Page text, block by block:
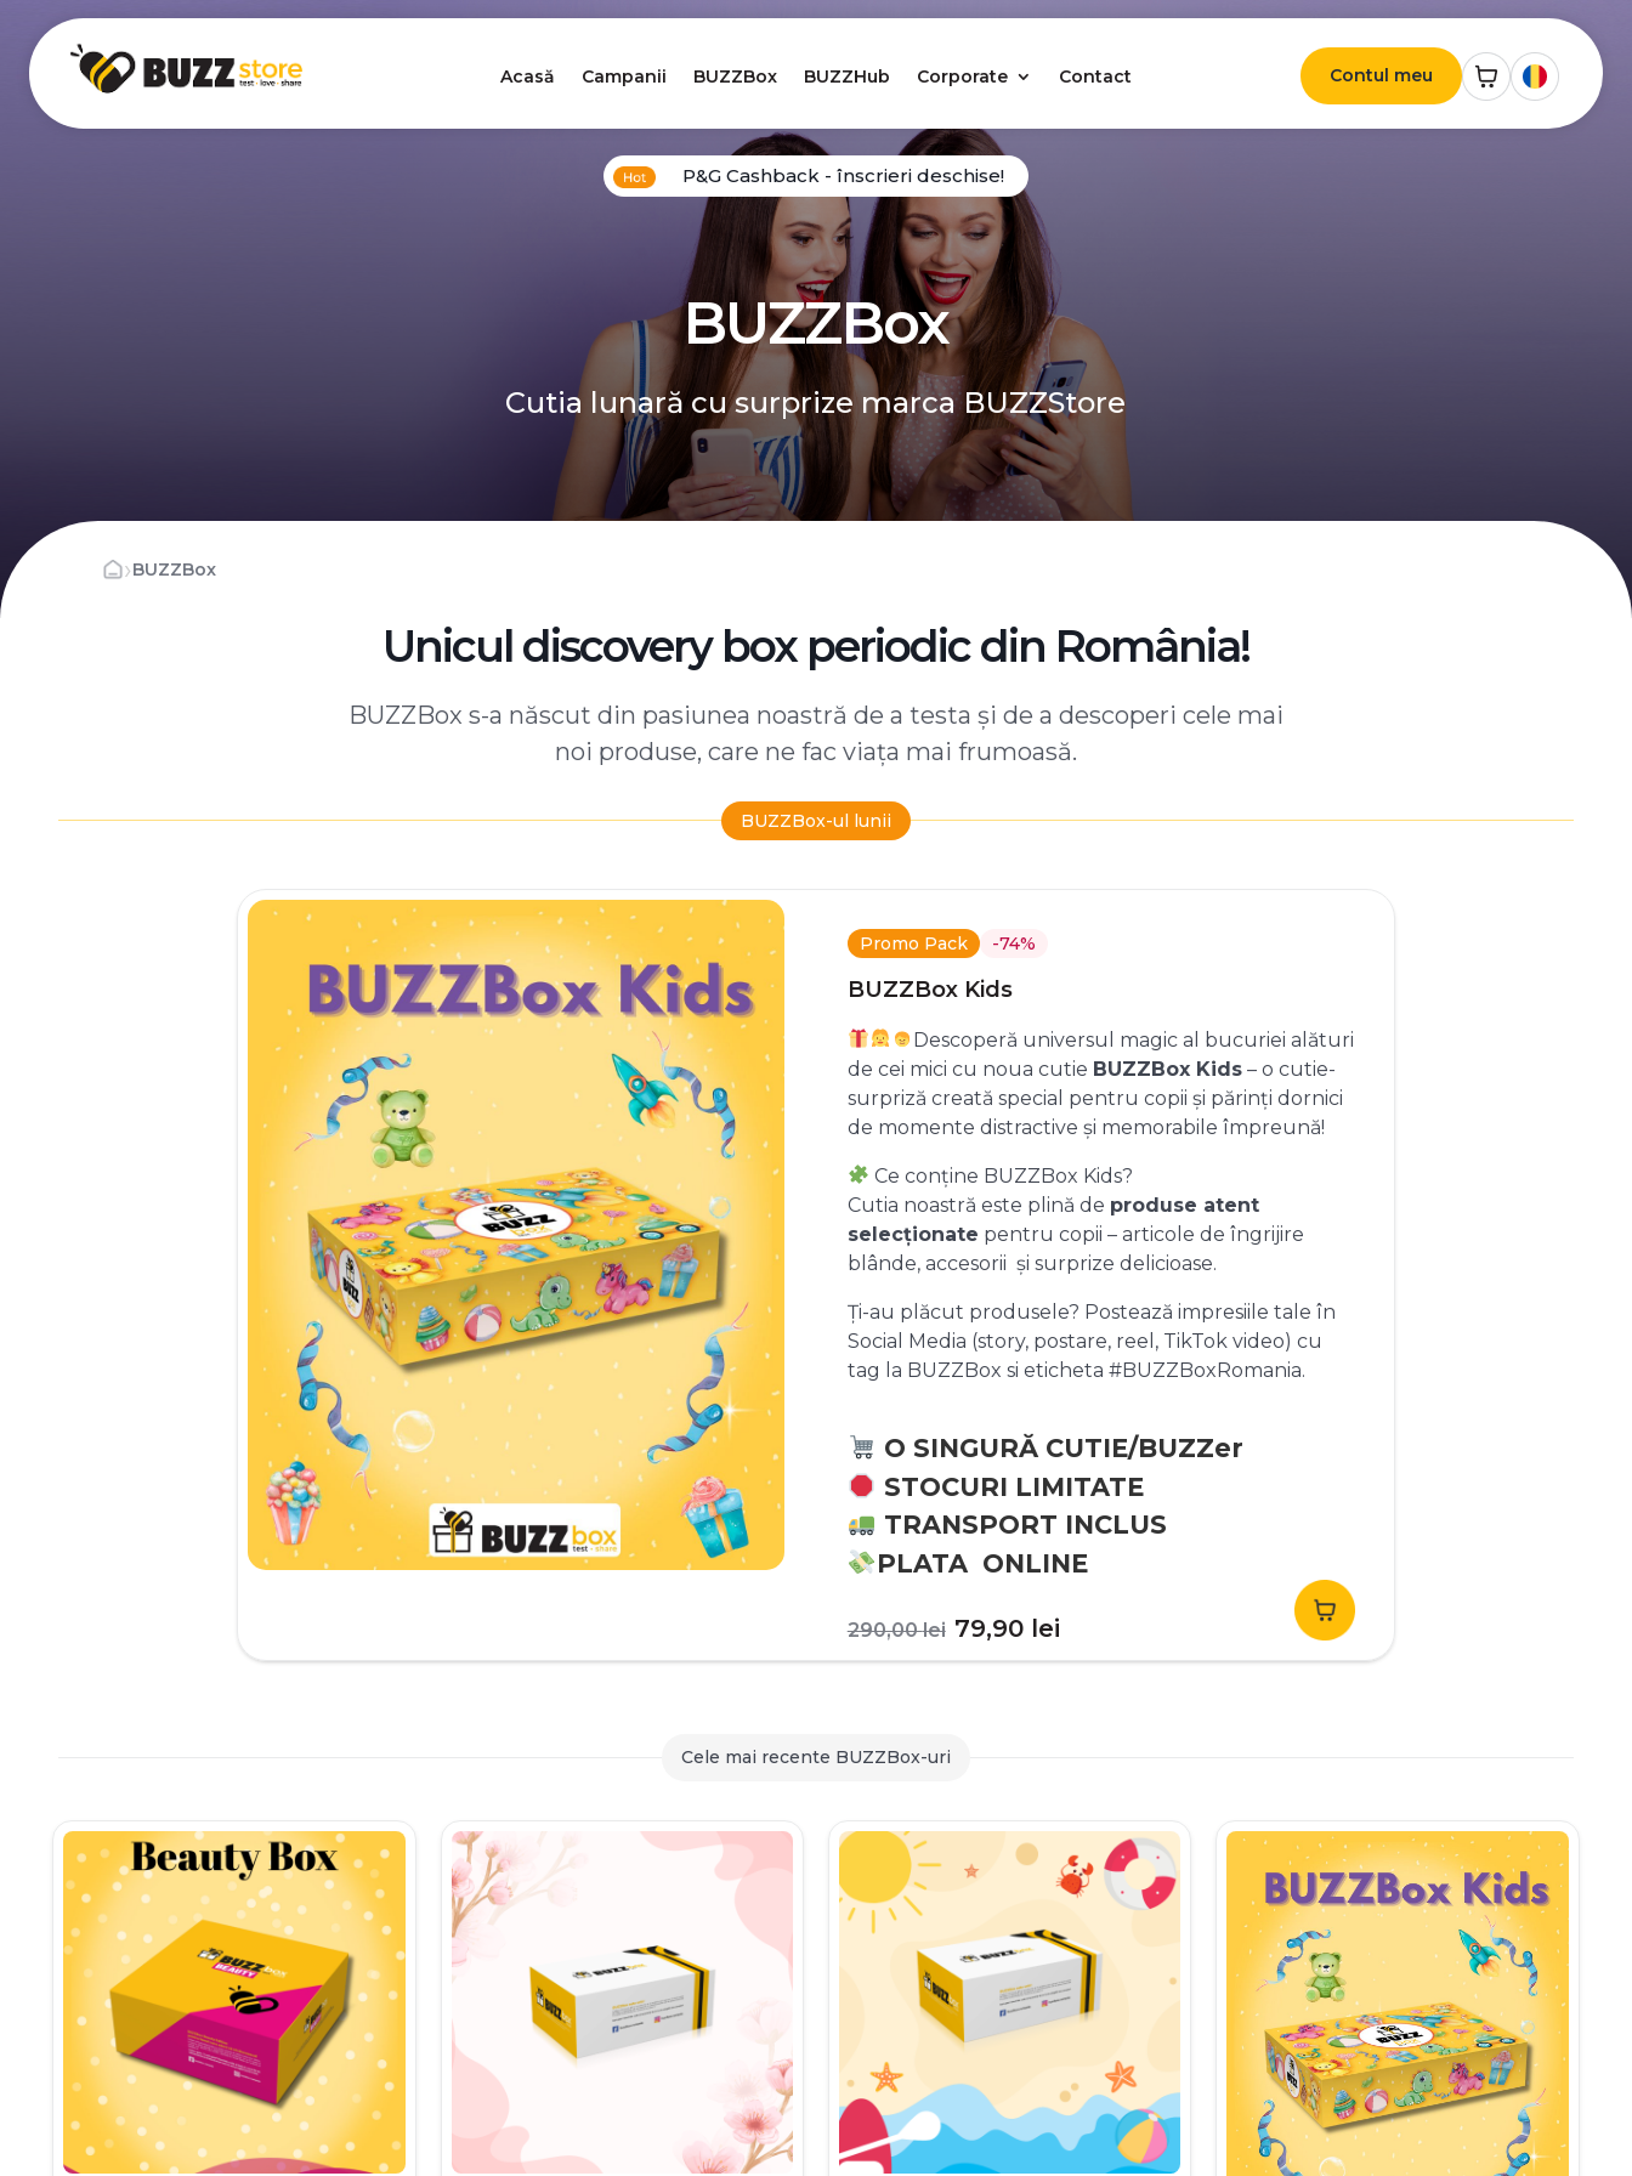
Acasă Campanii BUZZBox BUZZHub Corporate Contact Contul meu
P&G Cashback - înscrieri deschise!
BUZZBox
Cutia lunară cu surprize marca BUZZStore
›BUZZBox
Unicul discovery box periodic din România!
BUZZBox s-a născut din pasiunea noastră de a testa și de a descoperi cele mai
noi produse, care ne fac viața mai frumoasă.
BUZZBox-ul lunii
Promo Pack -74%
BUZZBox Kids
Descoperă universul magic al bucuriei alături
de cei mici cu noua cutie BUZZBox Kids– o cutie-
surpriză creată special pentru copii și părinți dornici
de momente distractive și memorabile împreună!
Ce conține BUZZBox Kids?
Cutia noastră este plină de produse atent
selecționate pentru copii – articole de îngrijire
blânde, accesorii și surprize delicioase.
Ți-au plăcut produsele? Postează impresiile tale în
Social Media (story, postare, reel, TikTok video) cu
tag la BUZZBox si eticheta #BUZZBoxRomania.
O SINGURĂ CUTIE/BUZZer
STOCURI LIMITATE
TRANSPORT INCLUS
PLATA ONLINE
290,00lei Prețul
inițial
79,90 leiPrețul
curent
Cele mai recente BUZZBox-uri